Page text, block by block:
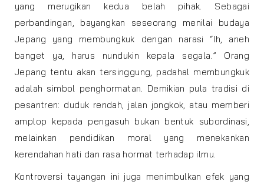
yang merugikan kedua belah pihak. Sebagai
perbandingan, bayangkan seseorang menilai budaya
Jepang yang membungkuk dengan narasi “Ih, aneh
banget ya, harus nundukin kepala segala.” Orang
Jepang tentu akan tersinggung, padahal membungkuk
adalah simbol penghormatan. Demikian pula tradisi di
pesantren: duduk rendah, jalan jongkok, atau memberi
amplop kepada pengasuh bukan bentuk subordinasi,
melainkan pendidikan moral yang menekankan
kerendahan hati dan rasa hormat terhadap ilmu.
Kontroversi tayangan ini juga menimbulkan efek yang